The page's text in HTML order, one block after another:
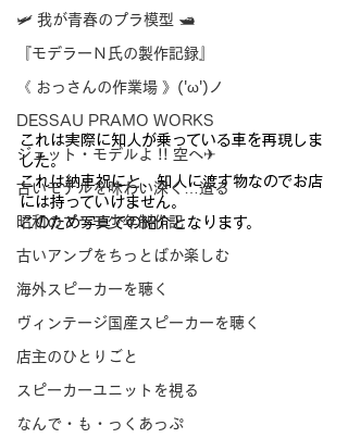
🛩 我が青春のプラ模型 🛥
『モデラーＮ氏の製作記録』
《 おっさんの作業場 》('ω')ノ
DESSAU PRAMO WORKS
ジェット・モデルよ !! 空へ✈
古いモデルを味わい深く…造る
昭和のプラモ少年制作記
古いアンプをちっとばか楽しむ
海外スピーカーを聴く
ヴィンテージ国産スピーカーを聴く
店主のひとりごと
スピーカーユニットを視る
なんで・も・っくあっぷ
これは実際に知人が乗っている車を再現しま
した。
これは納車祝にと、知人に渡す物なのでお店
には持っていけません。
このため写真での紹介となります。